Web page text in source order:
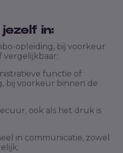
in:
opleiding, bij voorkeur
vergelijkbaar;
functie of
bij voorkeur binnen de
ook als het druk is
in communicatie, zowel